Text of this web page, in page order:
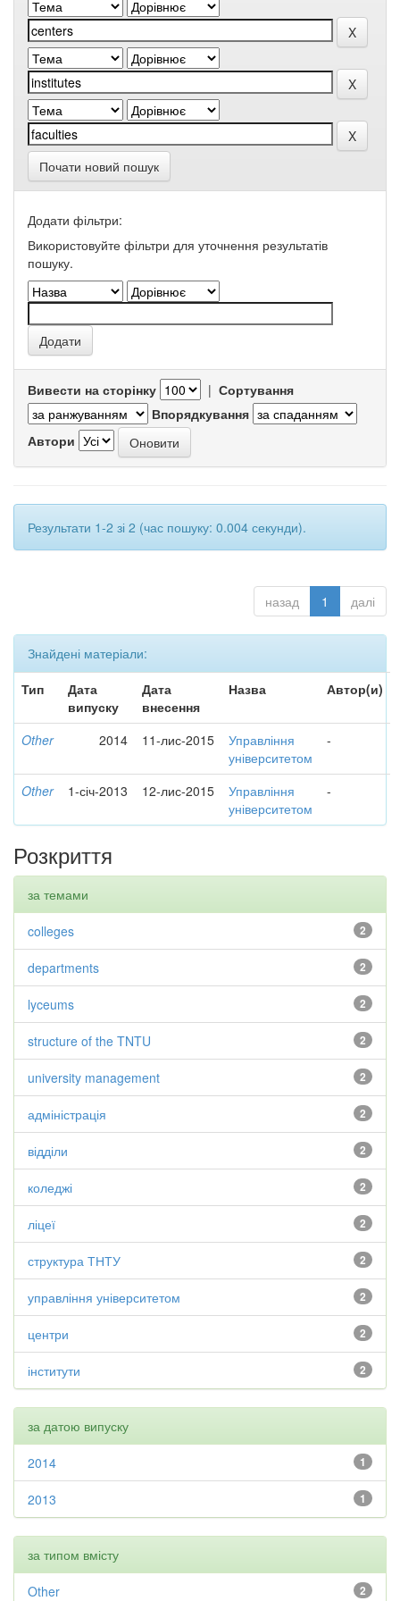
Почати новий пошук
Додати фільтри:
Використовуйте фільтри для уточнення результатів
пошуку.
Вивести на сторінку | Сортування
Впорядкування
Автори
Результати 1-2 зі 2 (час пошуку: 0.004 секунди).
назад 1 далі
Знайдені матеріали:
Тип
Дата
випуску
Дата
внесення
Назва Автор(и)
Other 2014 11-лис-2015
Управління
університетом
-
Other 1-січ-2013 12-лис-2015
Управління
університетом
-
Розкриття
за темами
2
colleges
2
departments
2
lyceums
2
structure of the TNTU
2
university management
2
адміністрація
2
відділи
2
коледжі
2
ліцеї
2
структура ТНТУ
2
управління університетом
2
центри
2
інститути
за датою випуску
1
2014
1
2013
за типом вмісту
2
Other